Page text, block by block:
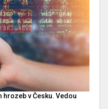
v Česku. Vedou